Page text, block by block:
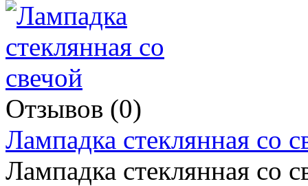
Отзывов (0)
Лампадка стеклянная со
Лампадка стеклянная со